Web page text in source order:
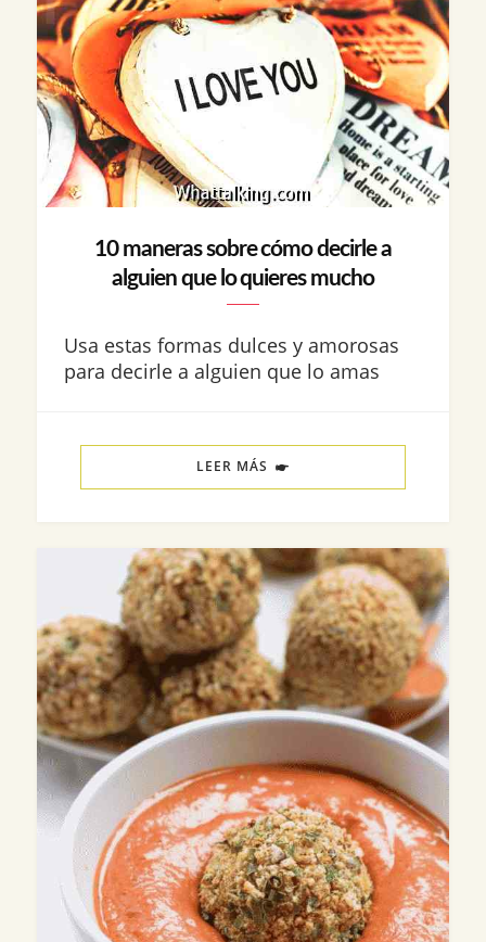
10 maneras sobre cómo decirle a
alguien que lo quieres mucho
Usa estas formas dulces y amorosas
para decirle a alguien que lo amas
LEER MÁS